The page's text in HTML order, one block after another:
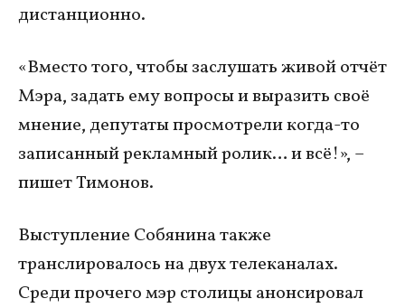
дистанционно.
«Вместо того, чтобы заслушать живой отчёт
Мэра, задать ему вопросы и выразить своё
мнение, депутаты просмотрели когда-то
записанный рекламный ролик… и всё!», –
пишет Тимонов.
Выступление Собянина также
транслировалось на двух телеканалах.
Среди прочего мэр столицы анонсировал